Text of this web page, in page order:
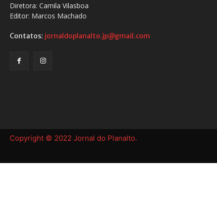
Diretora: Camila Vilasboa
Editor: Marcos Machado
Contatos: jornaldoplanalto.jp@gmail.com
Copyright © 2022 Jornal do Planalto.